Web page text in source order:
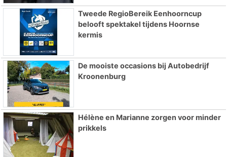
Tweede RegioBereik Eenhoorncup
belooft spektakel tijdens Hoornse
kermis
De mooiste occasions bij Autobedrijf
Kroonenburg
Hélène en Marianne zorgen voor minder
prikkels